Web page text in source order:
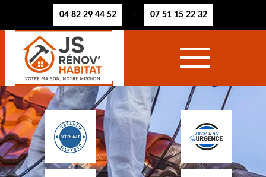
04 82 29 44 52 - 07 51 15 22 32